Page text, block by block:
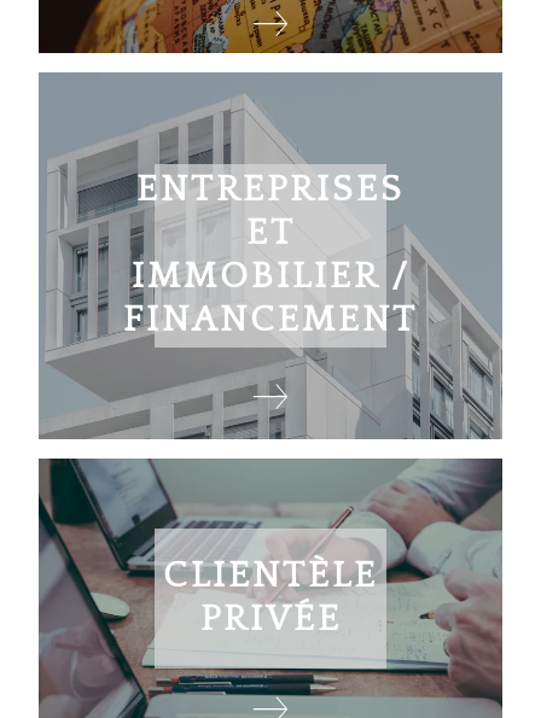
ENTREPRISES
ET
IMMOBILIER /
FINANCEMENT
CLIENTÈLE
PRIVÉE